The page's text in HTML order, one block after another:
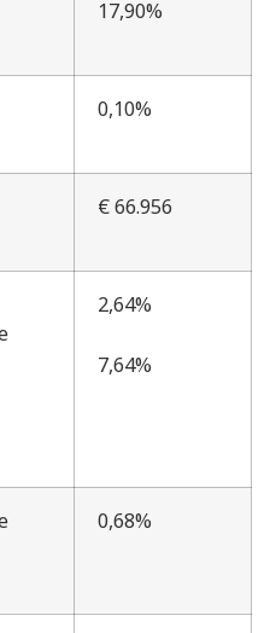
17,90%
0,10%
€ 66.956
2,64%
7,64%
0,68%